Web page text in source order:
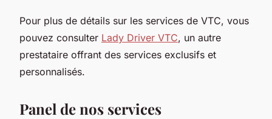
Pour plus de détails sur les services de VTC, vous
pouvez consulter Lady Driver VTC, un autre
prestataire offrant des services exclusifs et
personnalisés.
Panel de nos services